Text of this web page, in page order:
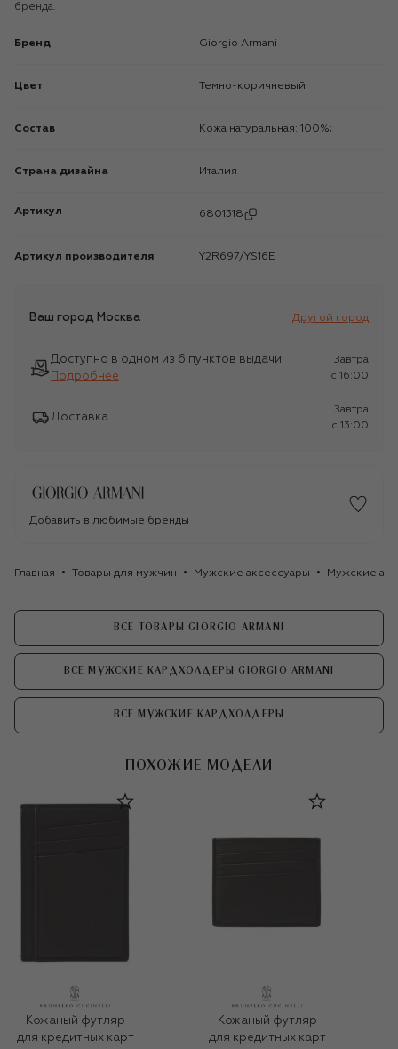
бренда.
Бренд Giorgio Armani
Цвет Темно-коричневый
Состав Кожа натуральная: 100%;
Страна дизайна Италия
Артикул 6801318
Артикул производителя Y2R697/YS16E
Ваш город Москва Другой город
Доступно в одном из 6 пунктов выдачи
Подробнее
Завтра
c 16:00
Доставка
Завтра
c 13:00
Добавить в любимые бренды
Главная Товары для мужчин Мужские аксессуары Мужские
ВСЕ ТОВАРЫ GIORGIO ARMANI
ВСЕ МУЖСКИЕ КАРДХОЛДЕРЫ GIORGIO ARMANI
ВСЕ МУЖСКИЕ КАРДХОЛДЕРЫ
ПОХОЖИЕ МОДЕЛИ
Кожаный футляр
для кредитных карт
Кожаный футляр
для кредитных карт